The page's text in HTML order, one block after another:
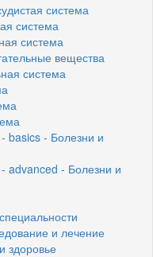
система
система
система
вещества
система
basics - Болезни и
advanced - Болезни и
и лечение
здоровье